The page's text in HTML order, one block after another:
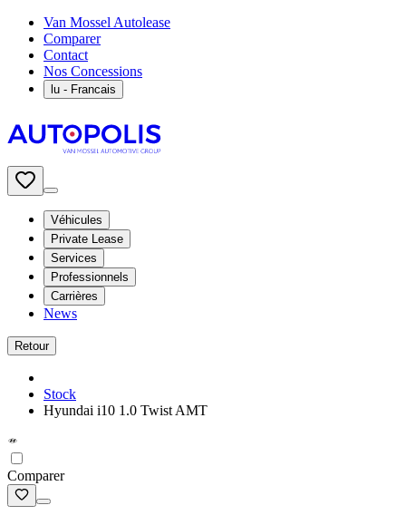
Van Mossel Autolease
Comparer
Contact
Nos Concessions
lu - Francais
Véhicules
Private Lease
Services
Professionnels
Carrières
News
Retour
Stock
Hyundai i10 1.0 Twist AMT
Comparer